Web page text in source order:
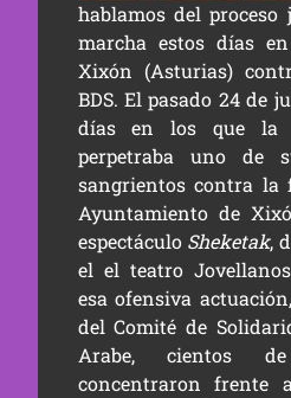
hablamos del proceso
marcha estos días
Xixón (Asturias)
BDS. El pasado 24 de
días en los que la
perpetraba uno de
sangrientos contra la
Ayuntamiento de
espectáculo Sheketak,
el el teatro
esa ofensiva
del Comité de
Arabe, cientos
concentraron frente